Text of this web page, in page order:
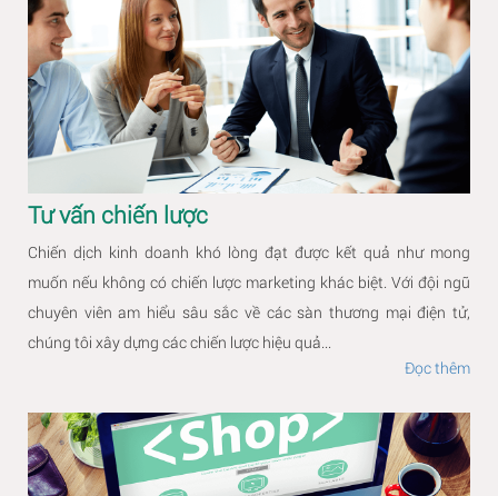
Tư vấn chiến lược
Chiến dịch kinh doanh khó lòng đạt được kết quả như mong
muốn nếu không có chiến lược marketing khác biệt. Với đội ngũ
chuyên viên am hiểu sâu sắc về các sàn thương mại điện tử,
chúng tôi xây dựng các chiến lược hiệu quả...
Đọc thêm